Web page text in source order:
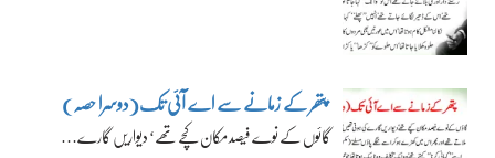
پتھر کے زمانے سے اے آئی تک(دوسرا حصہ)
گائوں کے نوے فیصد مکان کچے تھے‘ دیواریں گارے…